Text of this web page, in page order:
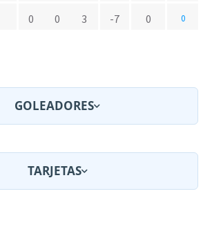
0 0 3 -7 0 0
GOLEADORES
TARJETAS